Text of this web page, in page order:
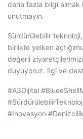
daha fazla bilgi
unutmayın.
Sürdürülebilir
birlikte yelken
değerli
duyuyoruz. İlgi ve
#A3Dijital
#Inovasyon